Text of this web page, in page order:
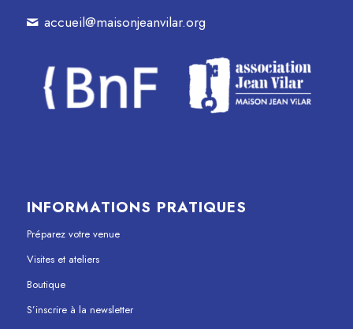
accueil@maisonjeanvilar.org
INFORMATIONS PRATIQUES
Préparez votre venue
Visites et ateliers
Boutique
S’inscrire à la newsletter